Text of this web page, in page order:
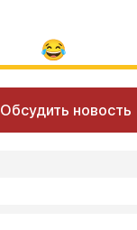
Обсудить новость